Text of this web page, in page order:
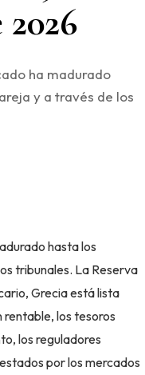
ha madurado
y a través de los
hasta los
tribunales. La Reserva
Grecia está lista
rentable, los tesoros
los reguladores
por los mercados